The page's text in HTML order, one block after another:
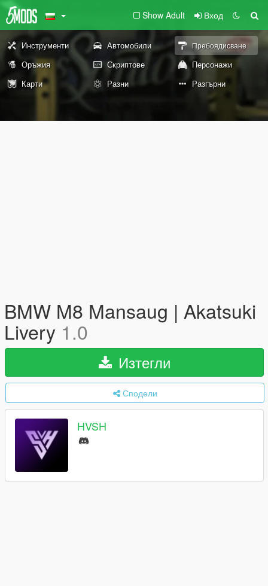
Show Adult Вход
Инструменти Автомобили Пребоядисване
Оръжия Скриптове
Персонажи
Карти
Разни Разгърни
BMW M8 Mansaug | Akatsuki
Livery 1.0
Изтегли
Сподели
HVSH